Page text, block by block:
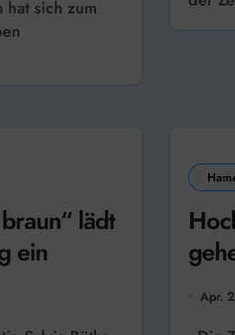
hat sich zum
lädt
ein
Apr.